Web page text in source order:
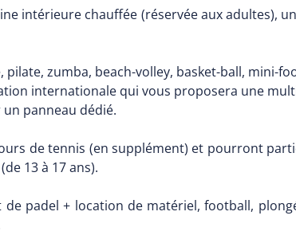
intérieure chauffée (réservée aux adultes),
zumba, beach-volley, basket-ball, mini-
internationale qui vous proposera une
panneau dédié.
de tennis (en supplément) et pourront
13 à 17 ans).
padel + location de matériel, football,